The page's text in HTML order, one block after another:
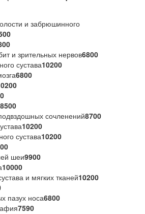
и забрюшинного
и зрительных нервов6800
сустава10200
6800
8500
сочленений8700
10200
сустава10200
шеи9900
10000
и мягких тканей10200
пазух носа6800
7590